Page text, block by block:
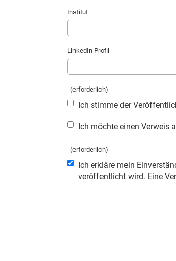
Institut
LinkedIn-Profil
(erforderlich)
Ich stimme der
Ich möchte einen Verweis
(erforderlich)
Ich erkläre mein
veröffentlicht wird. Eine